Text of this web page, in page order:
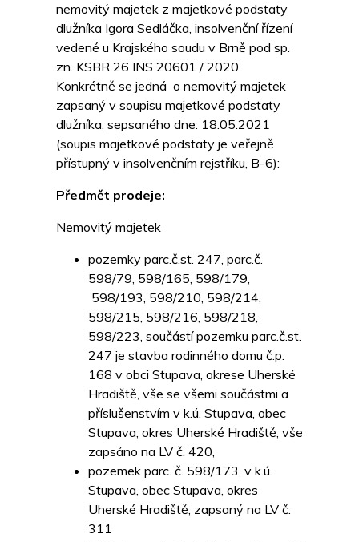
nemovitý majetek z majetkové podstaty
dlužníka Igora Sedláčka, insolvenční řízení
vedené u Krajského soudu v Brně pod sp.
zn. KSBR 26 INS 20601 / 2020.
Konkrétně se jedná o nemovitý majetek
zapsaný v soupisu majetkové podstaty
dlužníka, sepsaného dne: 18.05.2021
(soupis majetkové podstaty je veřejně
přístupný v insolvenčním rejstříku, B-6):
Předmět prodeje:
Nemovitý majetek
pozemky parc.č.st. 247, parc.č.
598/79, 598/165, 598/179,
598/193, 598/210, 598/214,
598/215, 598/216, 598/218,
598/223, součástí pozemku parc.č.st.
247 je stavba rodinného domu č.p.
168 v obci Stupava, okrese Uherské
Hradiště, vše se všemi součástmi a
příslušenstvím v k.ú. Stupava, obec
Stupava, okres Uherské Hradiště, vše
zapsáno na LV č. 420,
pozemek parc. č. 598/173, v k.ú.
Stupava, obec Stupava, okres
Uherské Hradiště, zapsaný na LV č.
311